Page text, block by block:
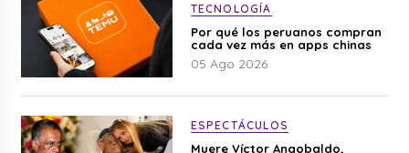
TECNOLOGÍA
Por qué los peruanos compran
cada vez más en apps chinas
05 Ago 2026
ESPECTÁCULOS
Muere Víctor Angobaldo,